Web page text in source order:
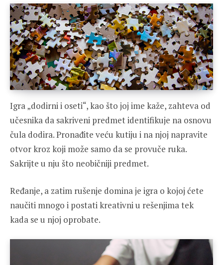
Igra „dodirni i oseti“, kao što joj ime kaže, zahteva od
učesnika da sakriveni predmet identifikuje na osnovu
čula dodira. Pronađite veću kutiju i na njoj napravite
otvor kroz koji može samo da se provuče ruka.
Sakrijte u nju što neobičniji predmet.
Ređanje, a zatim rušenje domina je igra o kojoj ćete
naučiti mnogo i postati kreativni u rešenjima tek
kada se u njoj oprobate.